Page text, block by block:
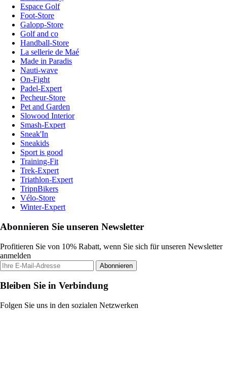
Espace Golf
Foot-Store
Galopp-Store
Golf and co
Handball-Store
La sellerie de Maé
Made in Paradis
Nauti-wave
On-Fight
Padel-Expert
Pecheur-Store
Pet and Garden
Slowood Interior
Smash-Expert
Sneak'In
Sneakids
Sport is good
Training-Fit
Trek-Expert
Triathlon-Expert
TripnBikers
Vélo-Store
Winter-Expert
Abonnieren Sie unseren Newsletter
Profitieren Sie von 10% Rabatt, wenn Sie sich für unseren Newsletter
anmelden
Abonnieren
Bleiben Sie in Verbindung
Folgen Sie uns in den sozialen Netzwerken